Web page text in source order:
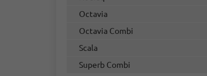
Octavia
Octavia Combi
Scala
Superb Combi